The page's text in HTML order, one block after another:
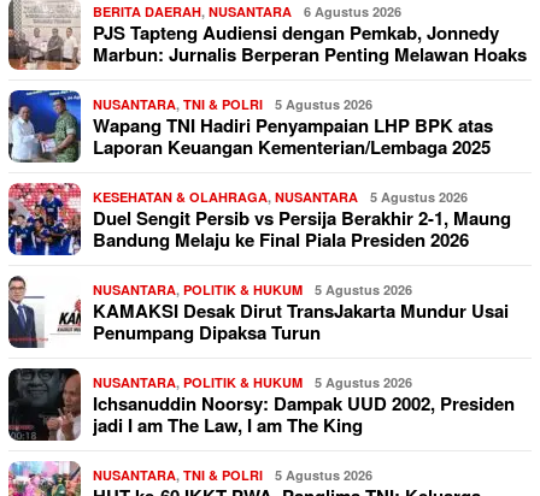
BERITA DAERAH, NUSANTARA 6 Agustus 2026
PJS Tapteng Audiensi dengan Pemkab, Jonnedy
Marbun: Jurnalis Berperan Penting Melawan Hoaks
NUSANTARA, TNI & POLRI 5 Agustus 2026
Wapang TNI Hadiri Penyampaian LHP BPK atas
Laporan Keuangan Kementerian/Lembaga 2025
KESEHATAN & OLAHRAGA, NUSANTARA 5 Agustus 2026
Duel Sengit Persib vs Persija Berakhir 2-1, Maung
Bandung Melaju ke Final Piala Presiden 2026
NUSANTARA, POLITIK & HUKUM 5 Agustus 2026
KAMAKSI Desak Dirut TransJakarta Mundur Usai
Penumpang Dipaksa Turun
NUSANTARA, POLITIK & HUKUM 5 Agustus 2026
Ichsanuddin Noorsy: Dampak UUD 2002, Presiden
jadi I am The Law, I am The King
NUSANTARA, TNI & POLRI 5 Agustus 2026